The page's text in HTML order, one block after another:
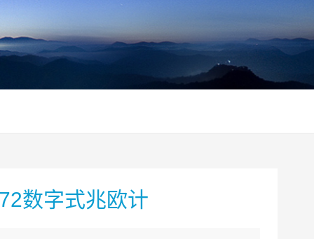
数字式兆欧计